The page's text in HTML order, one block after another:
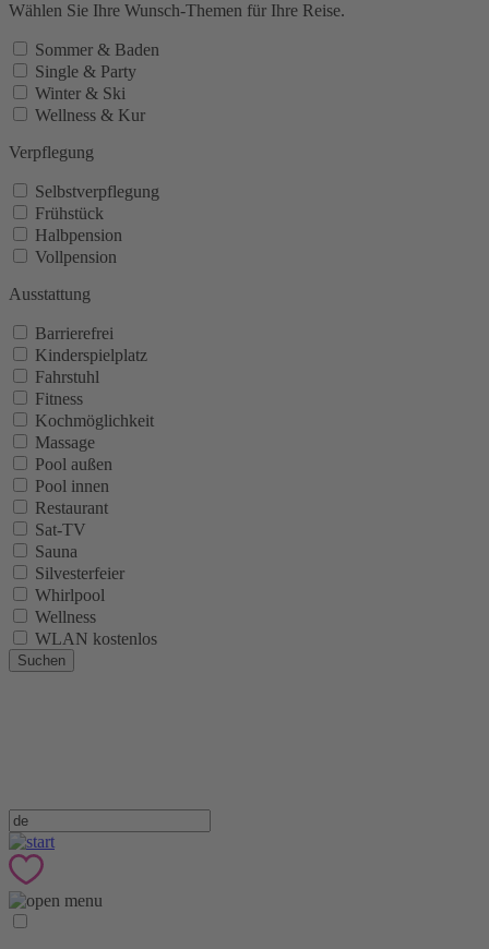
Wählen Sie Ihre Wunsch-Themen für Ihre Reise.
Sommer & Baden
Single & Party
Winter & Ski
Wellness & Kur
Verpflegung
Selbstverpflegung
Frühstück
Halbpension
Vollpension
Ausstattung
Barrierefrei
Kinderspielplatz
Fahrstuhl
Fitness
Kochmöglichkeit
Massage
Pool außen
Pool innen
Restaurant
Sat-TV
Sauna
Silvesterfeier
Whirlpool
Wellness
WLAN kostenlos
Suchen